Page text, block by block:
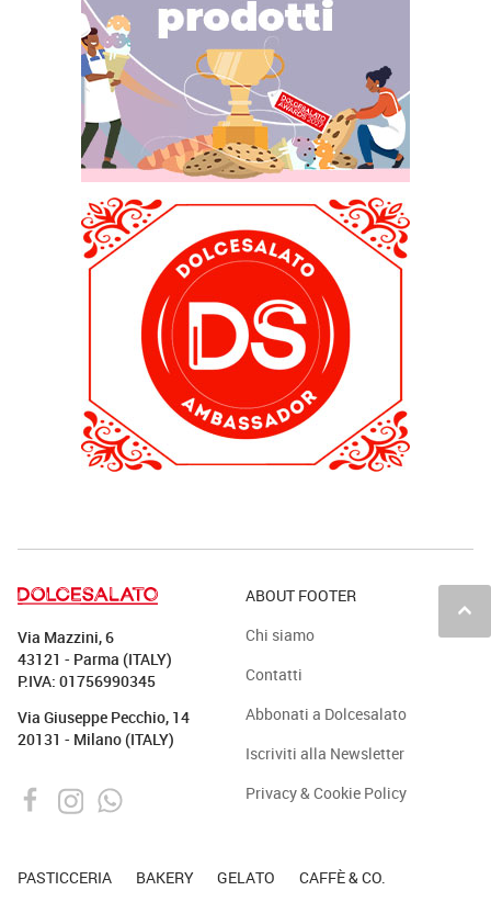
keyboard_arrow_up
Via Mazzini, 6
43121 - Parma (ITALY)
P.IVA: 01756990345
Via Giuseppe Pecchio, 14
20131 - Milano (ITALY)
ABOUT FOOTER
Chi siamo
Contatti
Abbonati a Dolcesalato
Iscriviti alla Newsletter
Privacy & Cookie Policy
PASTICCERIA BAKERY GELATO CAFFÈ & CO.